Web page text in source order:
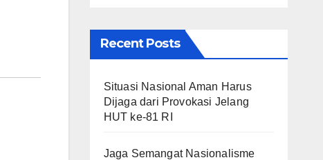
Recent Posts
Situasi Nasional Aman Harus
Dijaga dari Provokasi Jelang
HUT ke-81 RI
Jaga Semangat Nasionalisme